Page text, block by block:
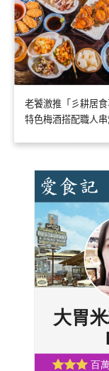
老饕激推「彡耕居
特色梅酒搭配職人